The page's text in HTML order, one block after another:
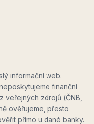
informační web.
finanční
veřejných zdrojů (ČNB,
ověřujeme, přesto
přímo u dané banky.